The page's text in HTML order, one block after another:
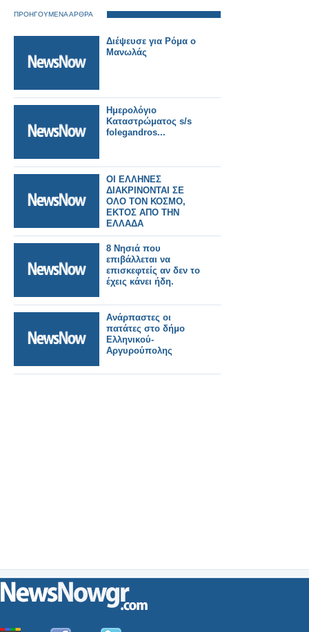
ΠΡΟΗΓΟΥΜΕΝΑ ΑΡΘΡΑ
Διέψευσε για Ρόμα ο
Μανωλάς
Ημερολόγιο
Καταστρώματος s/s
folegandros...
ΟΙ ΕΛΛΗΝΕΣ
ΔΙΑΚΡΙΝΟΝΤΑΙ ΣΕ
ΟΛΟ ΤΟΝ ΚΟΣΜΟ,
ΕΚΤΟΣ ΑΠΟ ΤΗΝ
ΕΛΛΑΔΑ
8 Νησιά που
επιβάλλεται να
επισκεφτείς αν δεν το
έχεις κάνει ήδη.
Ανάρπαστες οι
πατάτες στο δήμο
Ελληνικού-
Αργυρούπολης